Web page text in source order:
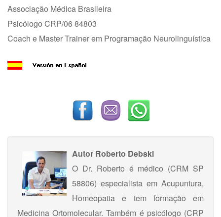
Associação Médica Brasileira
Psicólogo CRP/06 84803
Coach e Master Trainer em Programação Neurolinguística
Autor Roberto Debski
O Dr. Roberto é médico (CRM SP
58806) especialista em Acupuntura,
Homeopatia e tem formação em
Medicina Ortomolecular. Também é psicólogo (CRP